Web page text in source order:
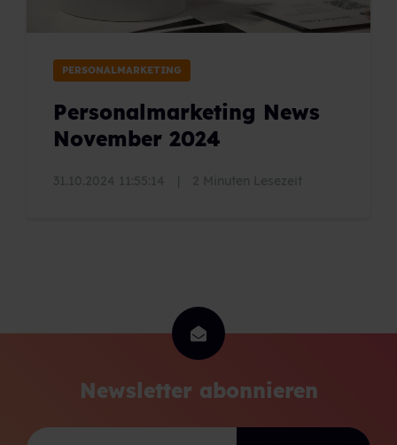
PERSONALMARKETING
Personalmarketing News
November 2024
Newsletter abonnieren